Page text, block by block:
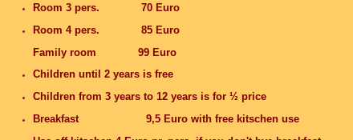
Room 3 pers. 70 Euro
Room 4 pers. 85 Euro
Family room 99 Euro
Children until 2 years is free
Children from 3 years to 12 years is for ½ price
Breakfast 9,5 Euro with free kitschen use